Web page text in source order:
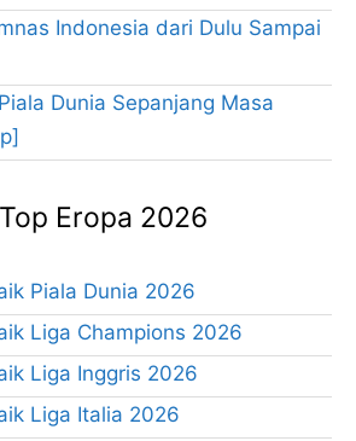
Indonesia dari Dulu Sampai
Dunia Sepanjang Masa
Eropa 2026
Piala Dunia 2026
Liga Champions 2026
Liga Inggris 2026
Liga Italia 2026